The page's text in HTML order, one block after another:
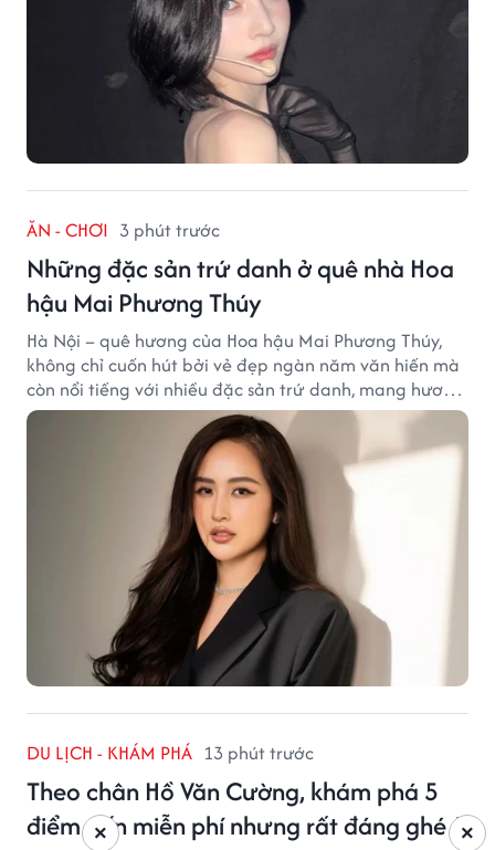
ĂN - CHƠI 3 phút trước
Những đặc sản trứ danh ở quê nhà Hoa
hậu Mai Phương Thúy
Hà Nội – quê hương của Hoa hậu Mai Phương Thúy,
không chỉ cuốn hút bởi vẻ đẹp ngàn năm văn hiến mà
còn nổi tiếng với nhiều đặc sản trứ danh, mang hương
vị tinh tế và đậm đà bản sắc đất kinh kỳ.
DU LỊCH - KHÁM PHÁ 13 phút trước
Theo chân Hồ Văn Cường, khám phá 5
điểm đến miễn phí nhưng rất đáng ghé ở×
×